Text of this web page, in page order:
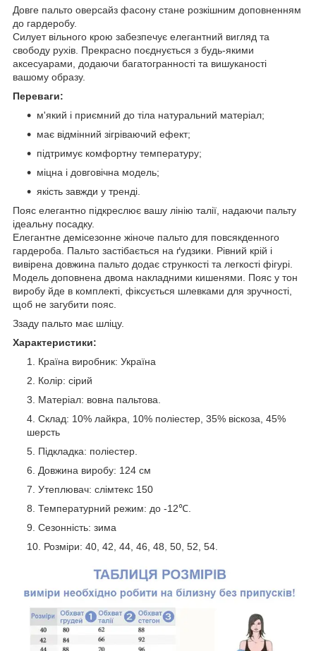
Довге пальто оверсайз фасону стане розкішним доповненням
до гардеробу.
Силует вільного крою забезпечує елегантний вигляд та
свободу рухів. Прекрасно поєднується з будь-якими
аксесуарами, додаючи багатогранності та вишуканості
вашому образу.
Переваги:
м'який і приємний до тіла натуральний матеріал;
має відмінний зігріваючий ефект;
підтримує комфортну температуру;
міцна і довговічна модель;
якість завжди у тренді.
Пояс елегантно підкреслює вашу лінію талії, надаючи пальту
ідеальну посадку.
Елегантне демісезонне жіноче пальто для повсякденного
гардероба. Пальто застібається на ґудзики. Рівний крій і
вивірена довжина пальто додає стрункості та легкості фігурі.
Модель доповнена двома накладними кишенями. Пояс у тон
виробу йде в комплекті, фіксується шлевками для зручності,
щоб не загубити пояс.
Ззаду пальто має шліцу.
Характеристики:
Країна виробник: Україна
Колір: сірий
Матеріал: вовна пальтова.
Склад: 10% лайкра, 10% поліестер, 35% віскоза, 45%
шерсть
Підкладка: поліестер.
Довжина виробу: 124 см
Утеплювач: слімтекс 150
Температурний режим: до -12℃.
Сезонність: зима
Розміри: 40, 42, 44, 46, 48, 50, 52, 54.